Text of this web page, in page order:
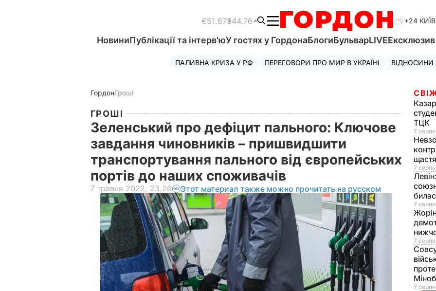
€51.67$44.76 +24 КИЇВ
НовиниПублікації та інтерв'юУ гостях у ГордонаБлогиБульварLIVEЕксклюзив
ПАЛИВНА КРИЗА У РФ ПЕРЕГОВОРИ ПРО МИР В УКРАЇНІ
ГордонГроші
ГРОШІ
Зеленський про дефіцит пального: Ключове
завдання чиновників – пришвидшити
транспортування пального від європейських
портів до наших споживачів
7 травня 2022, 23.26 Этот материал также можно прочитать на русском
ТЦК
7
щастя
7
Левін:
7
7
7